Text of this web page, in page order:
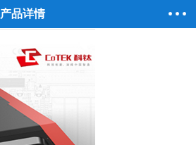
产品详情